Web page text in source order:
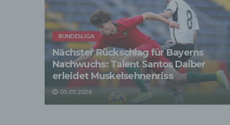
BUNDESLIGA
Nächster Rückschlag für Bayerns
Nachwuchs: Talent Santos Daiber
erleidet Muskelsehnenriss
05.05.2026
3.
Die
-
-
Wir